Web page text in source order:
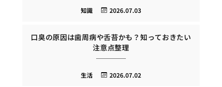
2026.07.03
知識
口臭の原因は歯周病や舌苔かも？知っておきたい
注意点整理
2026.07.02
生活